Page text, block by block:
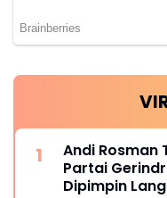
Andi Rosman
Partai
Dipimpin